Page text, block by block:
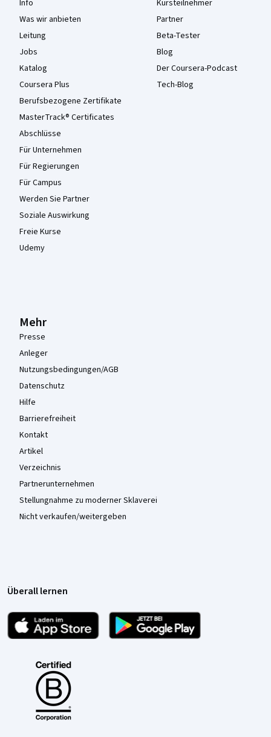
Info
Was wir anbieten
Leitung
Jobs
Katalog
Coursera Plus
Berufsbezogene Zertifikate
MasterTrack® Certificates
Abschlüsse
Für Unternehmen
Für Regierungen
Für Campus
Werden Sie Partner
Soziale Auswirkung
Freie Kurse
Udemy
Kursteilnehmer
Partner
Beta-Tester
Blog
Der Coursera-Podcast
Tech-Blog
Mehr
Presse
Anleger
Nutzungsbedingungen/AGB
Datenschutz
Hilfe
Barrierefreiheit
Kontakt
Artikel
Verzeichnis
Partnerunternehmen
Stellungnahme zu moderner Sklaverei
Nicht verkaufen/weitergeben
Überall lernen